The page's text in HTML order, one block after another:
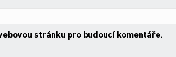
stránku pro budoucí komentáře.